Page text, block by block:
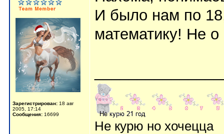
Зарегистрирован: 18 авг
2005, 17:14
Сообщения: 16699
И было нам по
математику! Не
Не курю но хочецца